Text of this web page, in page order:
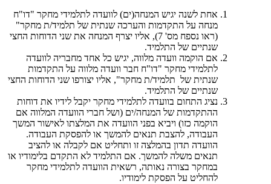
אחת לשנה יגיש המנחה(ים) לוועדה לתלמידי מחקר "דו"ח
מנחה על התקדמות והערכה שנתית של תלמיד/ת מחקר"
(ראו נספח מס' 7), אליו יצרף המנחה את שני הדוחות החצי
שנתיים של התלמיד.
אם הוקמה וועדה מלווה, יגיש כל אחד מחבריה לוועדה
לתלמידי מחקר "דו"ח חבר וועדה מלווה על התקדמות
שנתית של תלמיד/ת מחקר", אליו יצורפו שני הדוחות החצי
שנתיים של התלמיד.
נציג התחום בוועדה לתלמידי מחקר יקבל לידיו את דוחות
ההתקדמות של המנחה/ים (ושל חברי הוועדה המלווה אם
הוקמה כזו) ויביא בפני הוועדה את המלצתו לאישור המשך
העבודה, להצבת תנאים להמשך או להפסקת העבודה.
הוועדה תדון בהמלצה זו ותחליט אם לקבלה או להציב
תנאים משלה להמשך. אם התלמיד לא התקדם בלימודיו או
במחקר בצורה נאותה, רשאית הוועדה לתלמידי מחקר
להחליט על הפסקת לימודיו.